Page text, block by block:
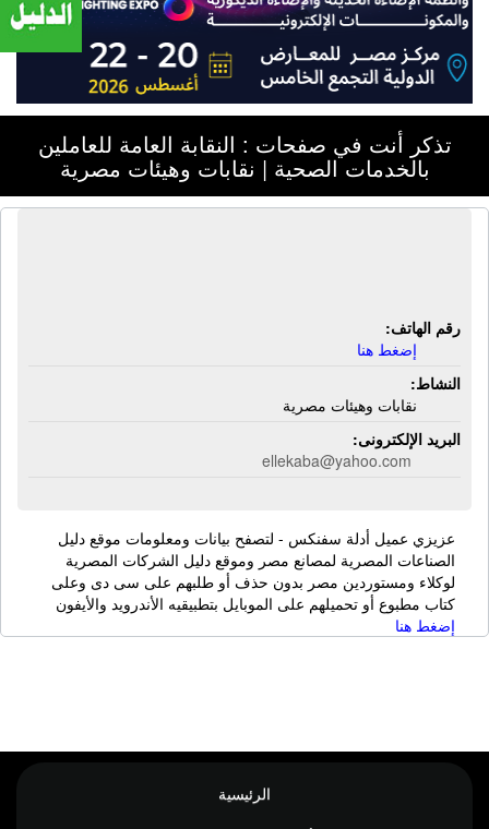
تذكر أنت في صفحات : النقابة العامة للعاملين
بالخدمات الصحية | نقابات وهيئات مصرية
رقم الهاتف:
إضغط هنا
النشاط:
نقابات وهيئات مصرية
البريد الإلكترونى:
ellekaba@yahoo.com
عزيزي عميل أدلة سفنكس - لتصفح بيانات ومعلومات موقع دليل
الصناعات المصرية لمصانع مصر وموقع دليل الشركات المصرية
لوكلاء ومستوردين مصر بدون حذف أو طلبهم على سى دى وعلى
كتاب مطبوع أو تحميلهم على الموبايل بتطبيقيه الأندرويد والأيفون
إضغط هنا
الرئيسية